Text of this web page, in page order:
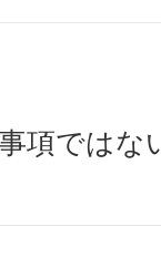
項ではな